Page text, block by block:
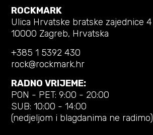
ROCKMARK
Ulica Hrvatske bratske zajednice 4
10000 Zagreb, Hrvatska
+385 1 5392 430
rock@rockmark.hr
RADNO VRIJEME:
PON - PET: 9:00 - 20:00
SUB: 10:00 - 14:00
(nedjeljom i blagdanima ne radimo)